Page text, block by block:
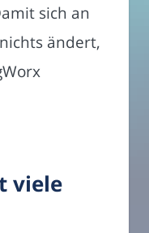
sich an
ändert,
viele